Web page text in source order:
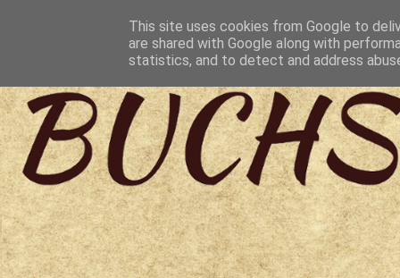
This site uses cookies from Google to
are shared with Google along with
statistics, and to detect and address